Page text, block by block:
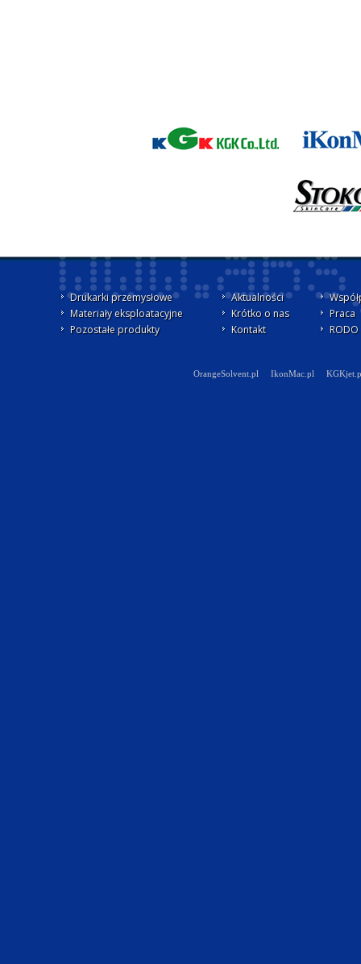
Drukarki przemysłowe
Materiały eksploatacyjne
Pozostałe produkty
Aktualności
Krótko o nas
Kontakt
Praca
OrangeSolvent.pl IkonMac.pl